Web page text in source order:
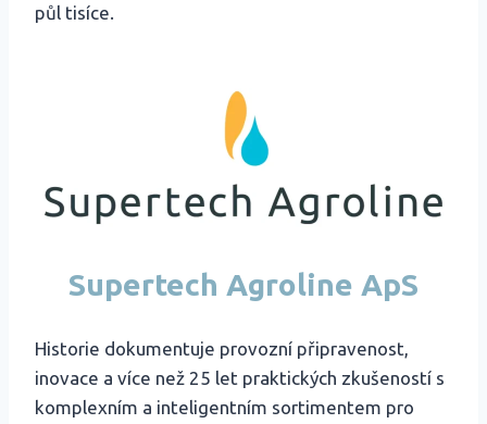
půl tisíce.
Supertech Agroline ApS
Historie dokumentuje provozní připravenost,
inovace a více než 25 let praktických zkušeností s
komplexním a inteligentním sortimentem pro